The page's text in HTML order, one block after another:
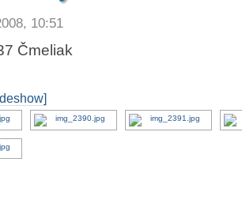
10:51
Čmeliak